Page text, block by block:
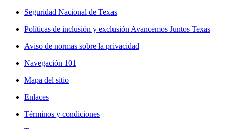
Seguridad Nacional de Texas
Políticas de inclusión y exclusión Avancemos Juntos Texas
Aviso de normas sobre la privacidad
Navegación 101
Mapa del sitio
Enlaces
Términos y condiciones